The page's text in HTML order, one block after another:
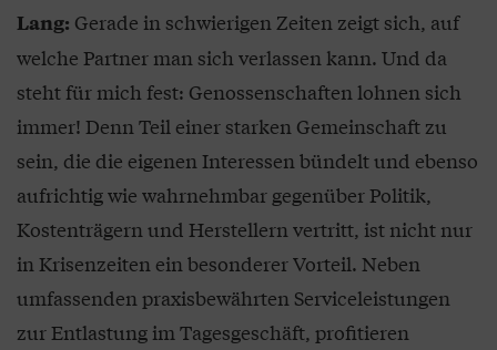
Lang: Gerade in schwierigen Zeiten zeigt sich, auf
welche Partner man sich verlassen kann. Und da
steht für mich fest: Genossenschaften lohnen sich
immer! Denn Teil einer starken Gemeinschaft zu
sein, die die eigenen Interessen bündelt und ebenso
aufrichtig wie wahrnehmbar gegenüber Politik,
Kostenträgern und Herstellern vertritt, ist nicht nur
in Krisenzeiten ein besonderer Vorteil. Neben
umfassenden praxisbewährten Serviceleistungen
zur Entlastung im Tagesgeschäft, profitieren